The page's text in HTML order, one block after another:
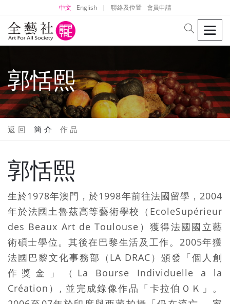
中文 English | 聯絡及位置 會員申請
search
郭恬熙
返 回 簡 介 作 品
郭恬熙
生於1978年澳門，於1998年前往法國留學，2004
年於法國土魯茲高等藝術學校（EcoleSupérieur
des Beaux Art de Toulouse）獲得法國國立藝
術碩士學位。其後在巴黎生活及工作。2005年獲
法國巴黎文化事務部（LA DRAC）頒發「個人創
作獎金」（La Bourse Individuelle a la
Création）, 並完成錄像作品「卡拉伯ＯＫ」。